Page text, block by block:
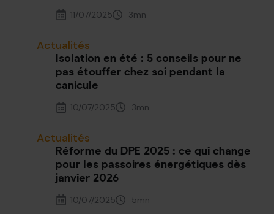
11/07/2025
3mn
Actualités
Isolation en été : 5 conseils pour ne
pas étouffer chez soi pendant la
canicule
10/07/2025
3mn
Actualités
Réforme du DPE 2025 : ce qui change
pour les passoires énergétiques dès
janvier 2026
10/07/2025
5mn